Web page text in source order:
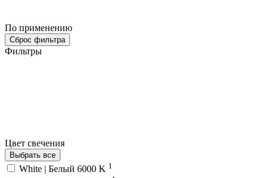
По применению
Сброс фильтра
Фильтры
Цвет свечения
Выбрать все
White | Белый 6000 K 1